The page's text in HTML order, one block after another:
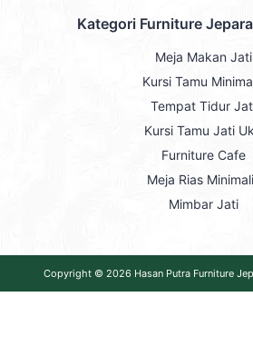
Kategori Furniture
Meja Makan Jati
Kursi Tamu
Tempat Tidur
Kursi Tamu Jati
Furniture Cafe
Meja Rias
Mimbar Jati
Copyright © 2026 Hasan Putra Furniture